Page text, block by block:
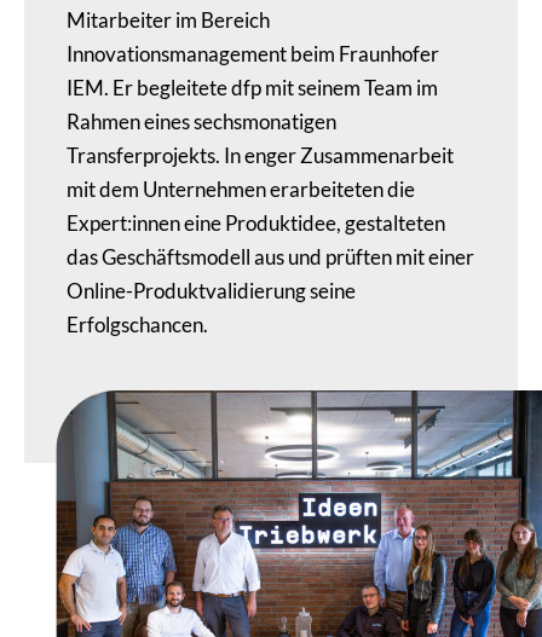
Mitarbeiter im Bereich
Innovationsmanagement beim Fraunhofer
IEM. Er begleitete dfp mit seinem Team im
Rahmen eines sechsmonatigen
Transferprojekts. In enger Zusammenarbeit
mit dem Unternehmen erarbeiteten die
Expert:innen eine Produktidee, gestalteten
das Geschäftsmodell aus und prüften mit einer
Online-Produktvalidierung seine
Erfolgschancen.